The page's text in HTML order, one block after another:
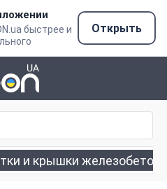
быстрее и
Открыть
и крышки